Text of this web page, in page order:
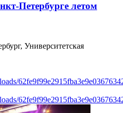
Петербурге летом
Университетская